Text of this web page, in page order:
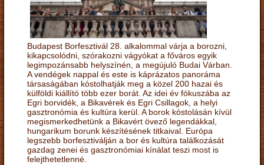
Budapest Borfesztivál 28. alkalommal várja a borozni,
kikapcsolódni, szórakozni vágyókat a főváros egyik
legimpozánsabb helyszínén, a megújuló Budai Várban.
A vendégek nappal és este is káprázatos panoráma
társaságában kóstolhatják meg a közel 200 hazai és
külföldi kiállító több ezer borát. Az idei év fókuszába az
Egri borvidék, a Bikavérek és Egri Csillagok, a helyi
gasztronómia és kultúra kerül. A borok kóstolásán kívül
megismerkedhetünk a Bikavért övező legendákkal,
hungarikum borunk készítésének titkaival. Európa
legszebb borfesztiválján a bor és kultúra találkozását
gazdag zenei és gasztronómiai kínálat teszi most is
felejthetetlenné.